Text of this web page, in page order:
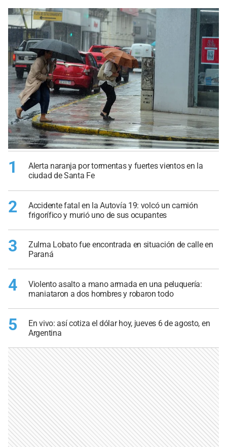
1
Alerta naranja por tormentas y fuertes vientos en la
ciudad de Santa Fe
2
Accidente fatal en la Autovía 19: volcó un camión
frigorífico y murió uno de sus ocupantes
3
Zulma Lobato fue encontrada en situación de calle en
Paraná
4
Violento asalto a mano armada en una peluquería:
maniataron a dos hombres y robaron todo
5
En vivo: así cotiza el dólar hoy, jueves 6 de agosto, en
Argentina